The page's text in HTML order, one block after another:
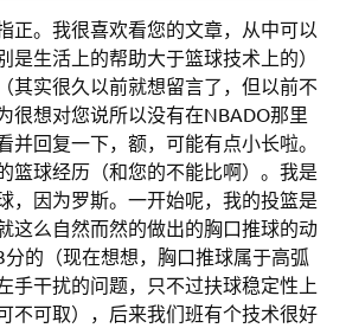
正。我很喜欢看您的文章，从中可以
是生活上的帮助大于篮球技术上的）
其实很久以前就想留言了，但以前不
很想对您说所以没有在NBADO那里
并回复一下，额，可能有点小长啦。
篮球经历（和您的不能比啊）。我是
，因为罗斯。一开始呢，我的投篮是
这么自然而然的做出的胸口推球的动
的（现在想想，胸口推球属于高弧
手干扰的问题，只不过扶球稳定性上
不可取），后来我们班有个技术很好